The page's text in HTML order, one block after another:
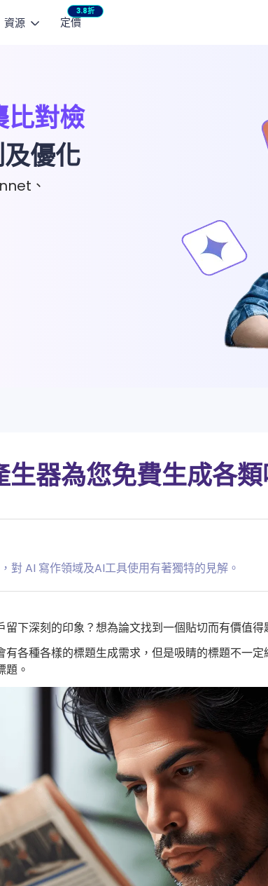
起來
制
定動作
資源
AI 小說產
3 款 AI 親
Seedance
一鍵修復老
AI 修圖全攻
檢視更多
部落格
指南
定價
3.8折
對檢
及優化
、
生器為您免費生成各
對 AI 寫作領域及AI工具使用有著獨特的見解。
下深刻的印象？想為論文找到一個貼切而有價值得
各種各樣的標題生成需求，但是吸睛的標題不一
題。